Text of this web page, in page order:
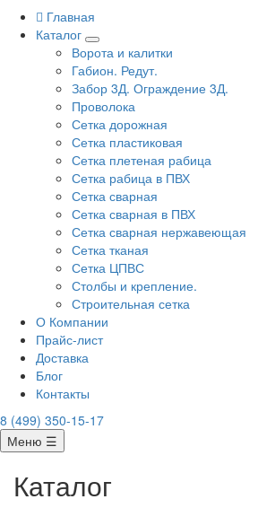
Главная
Каталог
Ворота и калитки
Габион. Редут.
Забор 3Д. Ограждение 3Д.
Проволока
Сетка дорожная
Сетка пластиковая
Сетка плетеная рабица
Сетка рабица в ПВХ
Сетка сварная
Сетка сварная в ПВХ
Сетка сварная нержавеющая
Сетка тканая
Сетка ЦПВС
Столбы и крепление.
Строительная сетка
О Компании
Прайс-лист
Доставка
Блог
Контакты
8 (499) 350-15-17
Меню ☰
Каталог